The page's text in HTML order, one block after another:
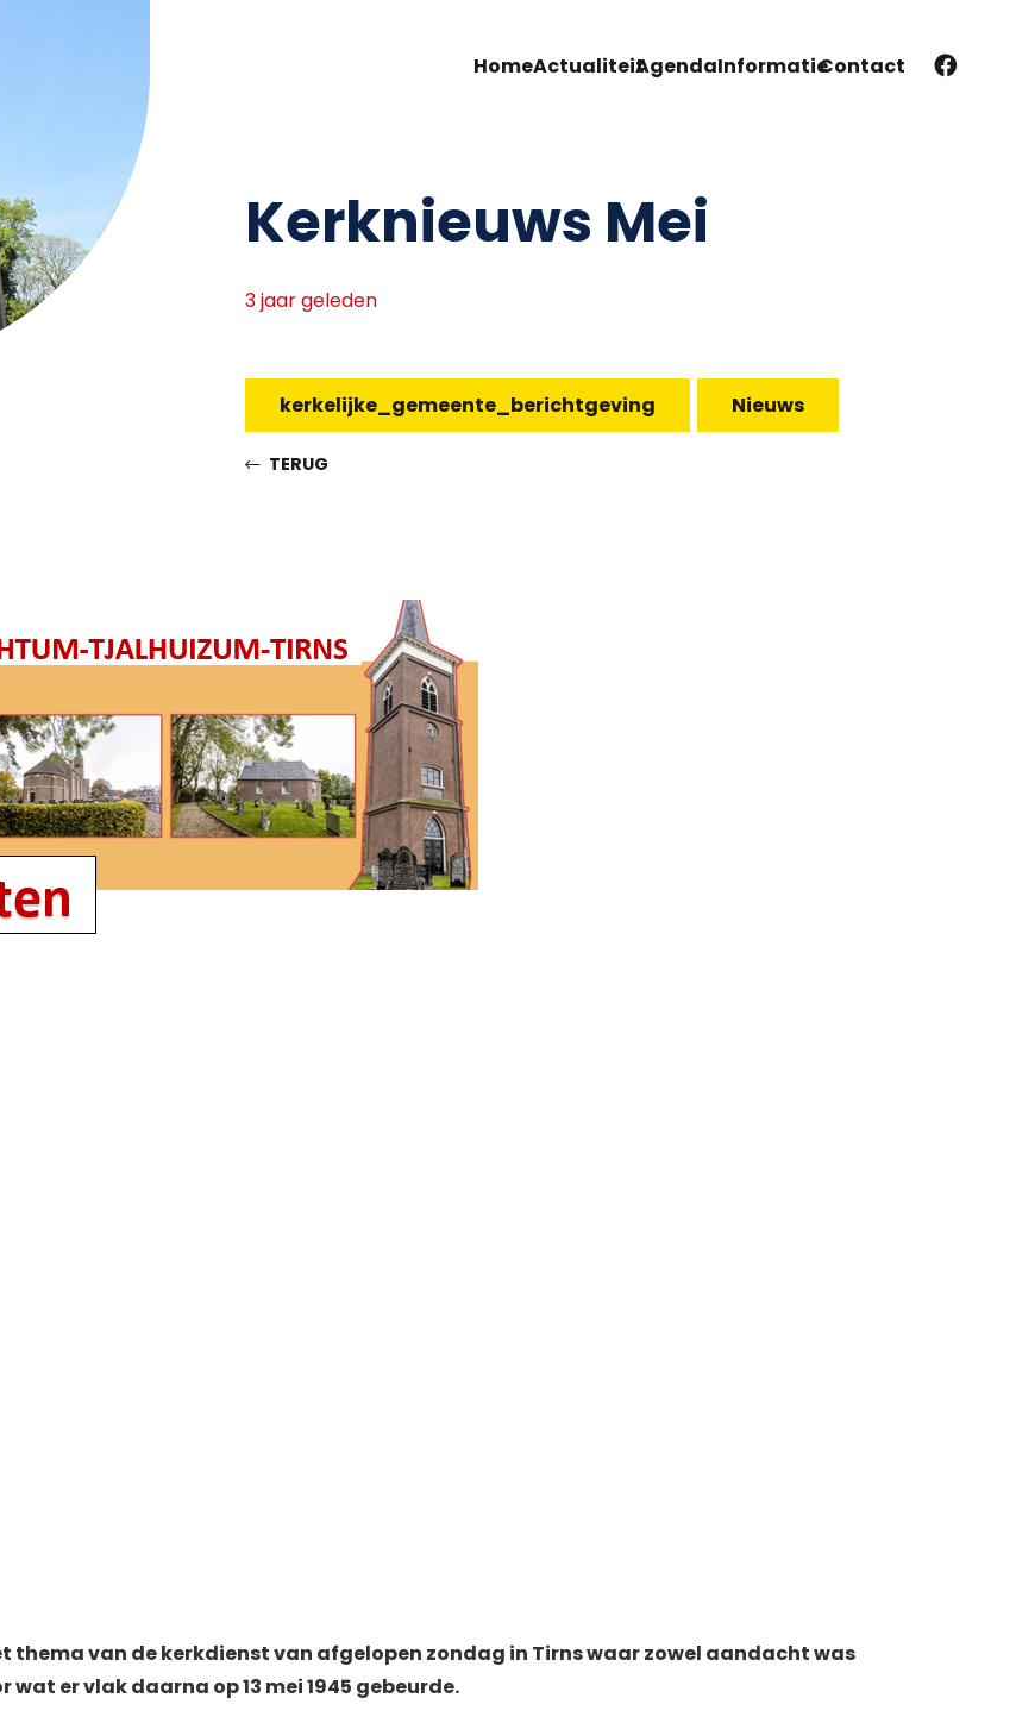
HomeActualiteitAgendaInformatieContact
Kerknieuws Mei
3 jaar geleden
kerkelijke_gemeente_berichtgeving Nieuws
TERUG
thema van de kerkdienst van afgelopen zondag in Tirns waar zowel aandacht was
er vlak daarna op 13 mei 1945 gebeurde.